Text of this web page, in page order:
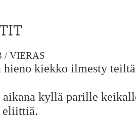
/VIERAS
kiekko ilmesty
aikana kyllä parille